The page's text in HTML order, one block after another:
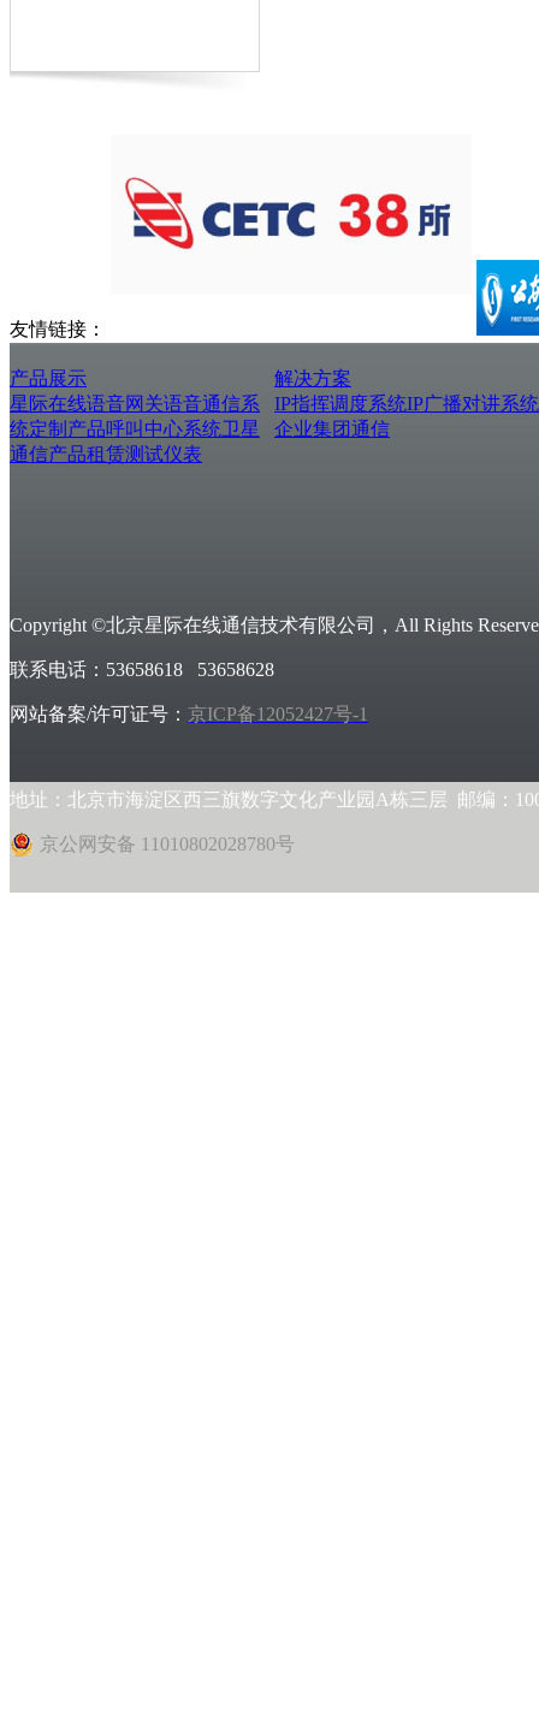
友情链接：
产品展示
星际在线语音网关语音通信系
统定制产品呼叫中心系统卫星
通信产品租赁测试仪表
解决方案
IP指挥调度系统IP广播对讲系统
企业集团通信
Copyright ©北京星际在线通信技术有限公司，All Rights
联系电话：53658618 53658628
网站备案/许可证号： 京ICP备12052427号-1
地址：北京市海淀区西三旗数字文化产业园A栋三层 邮编：
京公网安备 11010802028780号